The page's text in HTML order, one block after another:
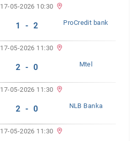
17-05-2026 10:30
1 - 2 ProCredit bank
17-05-2026 11:30
2 - 0 Mtel
17-05-2026 11:30
2 - 0 NLB Banka
17-05-2026 11:30